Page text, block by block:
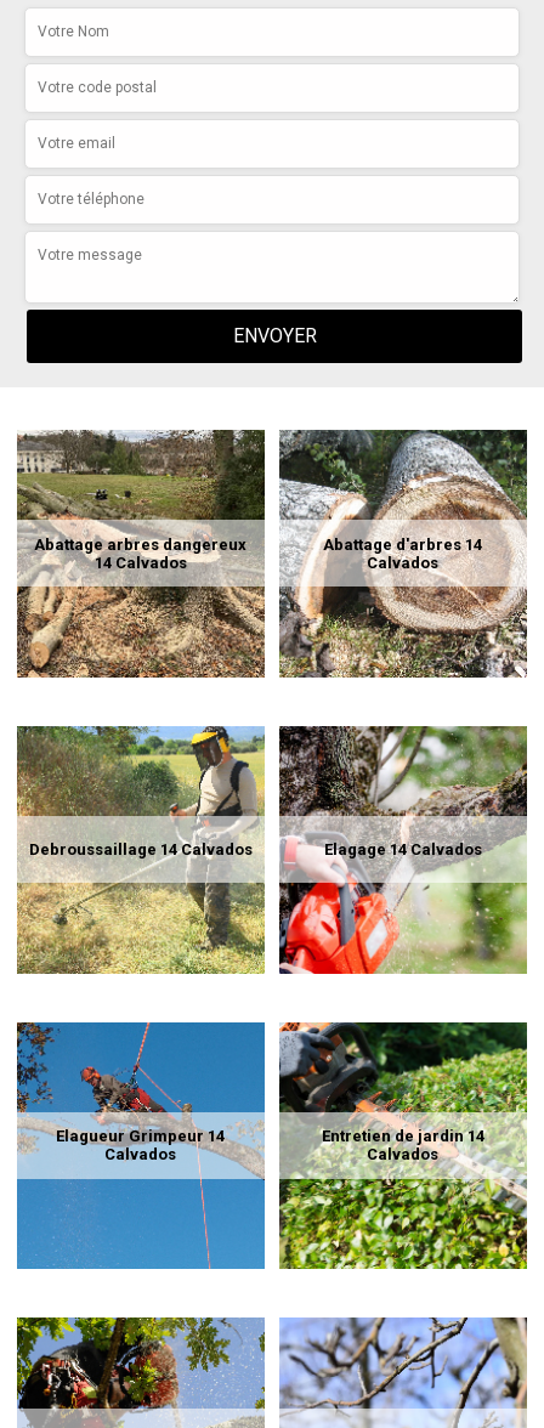
Abattage arbres dangereux
14 Calvados
Abattage d'arbres 14
Calvados
Debroussaillage 14 Calvados Elagage 14 Calvados
Elagueur Grimpeur 14
Calvados
Entretien de jardin 14
Calvados